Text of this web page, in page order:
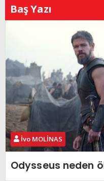
Baş Yazı
İvo MOLİNAS
Odysseus neden